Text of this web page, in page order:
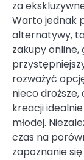
za
Warto jednak
alternatywy,
zakupy online,
rozważyć
nieco
kreacji
młodej.
czas na
zapoznanie